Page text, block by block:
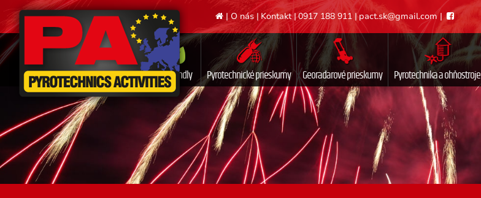
| O nás | Kontakt|0917 188 911| pact.sk@gmail.com|
Ecofriendly Pyrotechnické prieskumy Georadarové prieskumy Pyrotechnika a ohňostroje